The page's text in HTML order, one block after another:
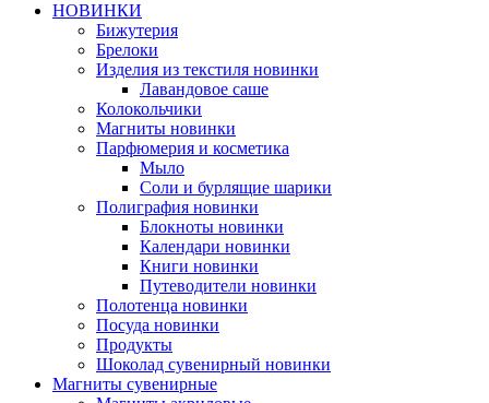
НОВИНКИ
Бижутерия
Брелоки
Изделия из текстиля новинки
Лавандовое саше
Колокольчики
Магниты новинки
Парфюмерия и косметика
Мыло
Соли и бурлящие шарики
Полиграфия новинки
Блокноты новинки
Календари новинки
Книги новинки
Путеводители новинки
Полотенца новинки
Посуда новинки
Продукты
Шоколад сувенирный новинки
Магниты сувенирные